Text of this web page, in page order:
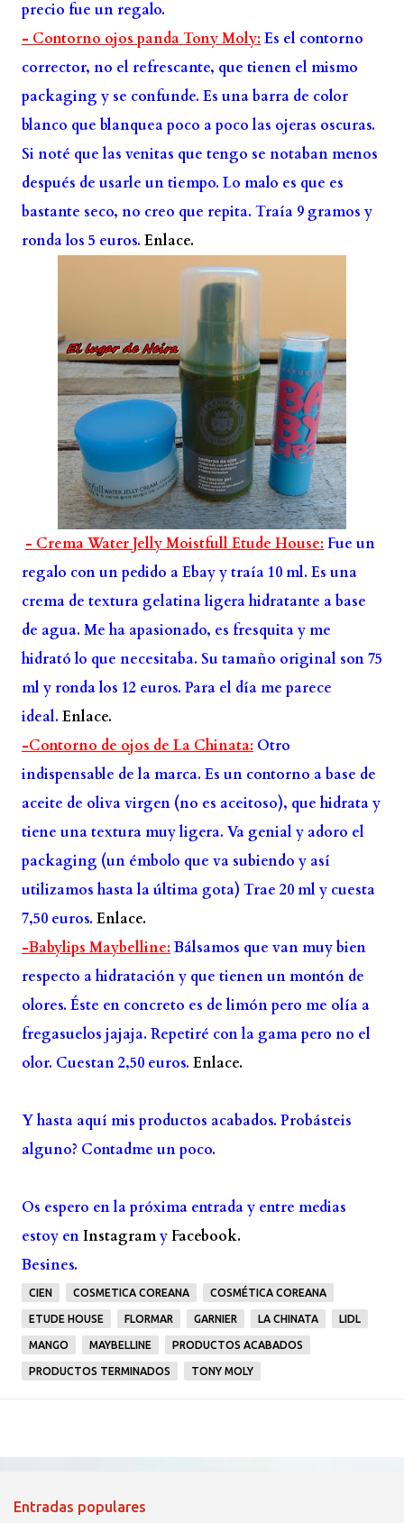
precio fue un regalo.
- Contorno ojos panda Tony Moly: Es el contorno
corrector, no el refrescante, que tienen el mismo
packaging y se confunde. Es una barra de color
blanco que blanquea poco a poco las ojeras oscuras.
Si noté que las venitas que tengo se notaban menos
después de usarle un tiempo. Lo malo es que es
bastante seco, no creo que repita. Traía 9 gramos y
ronda los 5 euros. Enlace.
- Crema Water Jelly Moistfull Etude House: Fue un
regalo con un pedido a Ebay y traía 10 ml. Es una
crema de textura gelatina ligera hidratante a base
de agua. Me ha apasionado, es fresquita y me
hidrató lo que necesitaba. Su tamaño original son 75
ml y ronda los 12 euros. Para el día me parece
ideal. Enlace.
-Contorno de ojos de La Chinata: Otro
indispensable de la marca. Es un contorno a base de
aceite de oliva virgen (no es aceitoso), que hidrata y
tiene una textura muy ligera. Va genial y adoro el
packaging (un émbolo que va subiendo y así
utilizamos hasta la última gota) Trae 20 ml y cuesta
7,50 euros. Enlace.
-Babylips Maybelline:Bálsamos que van muy bien
respecto a hidratación y que tienen un montón de
olores. Éste en concreto es de limón pero me olía a
fregasuelos jajaja. Repetiré con la gama pero no el
olor. Cuestan 2,50 euros. Enlace.
Y hasta aquí mis productos acabados. Probásteis
alguno? Contadme un poco.
Os espero en la próxima entrada y entre medias
estoy enInstagramyFacebook.
Besines.
CIEN COSMETICA COREANA COSMÉTICA COREANA
ETUDE HOUSE FLORMAR GARNIER LA CHINATA LIDL
MANGO MAYBELLINE PRODUCTOS ACABADOS
PRODUCTOS TERMINADOS TONY MOLY
Entradas populares